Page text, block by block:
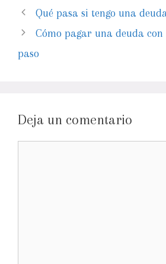
Qué pasa si tengo una
Cómo pagar una deuda
paso
Deja un comentario